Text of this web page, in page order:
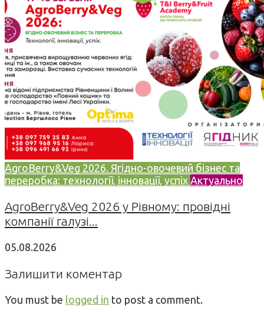
AgroBerry&Veg 2026. Ягідно-овочевий бізнес та
переробка: технології, інновації, успіх Актуально
AgroBerry&Veg 2026 у Рівному: провідні
компанії галузі...
05.08.2026
Залишити коментар
You must be logged in to post a comment.